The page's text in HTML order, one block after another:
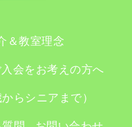
＆教室理念
入会をお考えの方へ
らシニアまで）